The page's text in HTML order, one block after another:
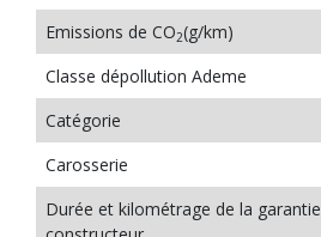
Emissions de CO2(g/km)
Classe dépollution Ademe
Catégorie
Carosserie
Durée et kilométrage de la garantie